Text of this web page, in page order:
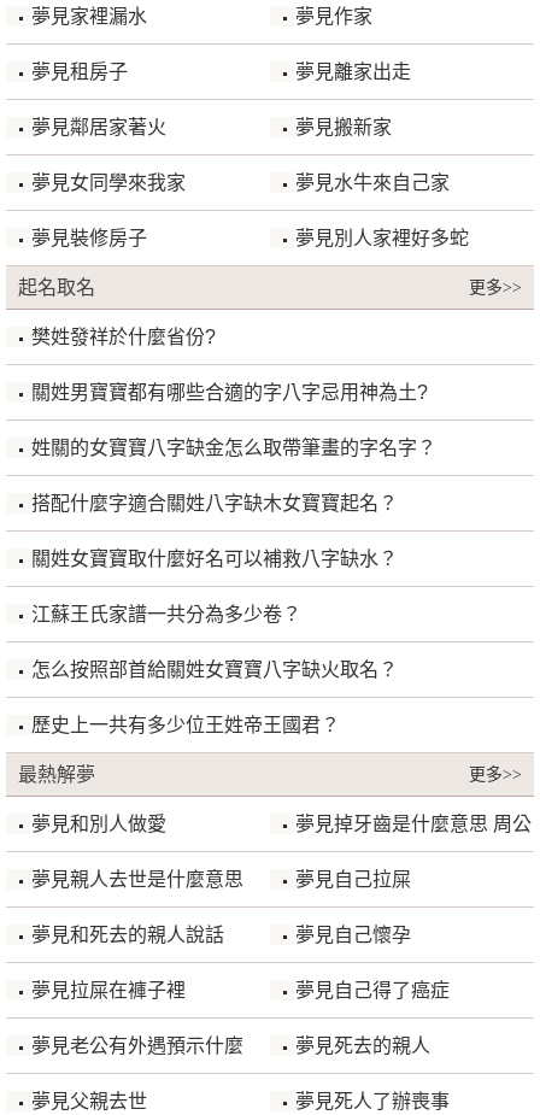
夢見家裡漏水 夢見作家
夢見租房子 夢見離家出走
夢見鄰居家著火 夢見搬新家
夢見女同學來我家 夢見水牛來自己家
夢見裝修房子 夢見別人家裡好多蛇
更多>>
起名取名
樊姓發祥於什麼省份?
關姓男寶寶都有哪些合適的字八字忌用神為土?
姓關的女寶寶八字缺金怎么取帶筆畫的字名字？
搭配什麼字適合關姓八字缺木女寶寶起名？
關姓女寶寶取什麼好名可以補救八字缺水？
江蘇王氏家譜一共分為多少卷？
怎么按照部首給關姓女寶寶八字缺火取名？
歷史上一共有多少位王姓帝王國君？
更多>>
最熱解夢
夢見和別人做愛 夢見掉牙齒是什麼意思 周公
解夢
夢見親人去世是什麼意思 夢見自己拉屎
夢見和死去的親人說話 夢見自己懷孕
夢見拉屎在褲子裡 夢見自己得了癌症
夢見老公有外遇預示什麼 夢見死去的親人
夢見父親去世 夢見死人了辦喪事